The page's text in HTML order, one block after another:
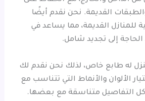
القديمة. نحن نقدم أيضًا
للمنازل القديمة، مما يساعد في
إلى تجديد شامل.
له طابع خاص، لذلك نحن نقدم لك
الألوان والأنماط التي تتناسب مع
التفاصيل متناسقة مع بعضها.